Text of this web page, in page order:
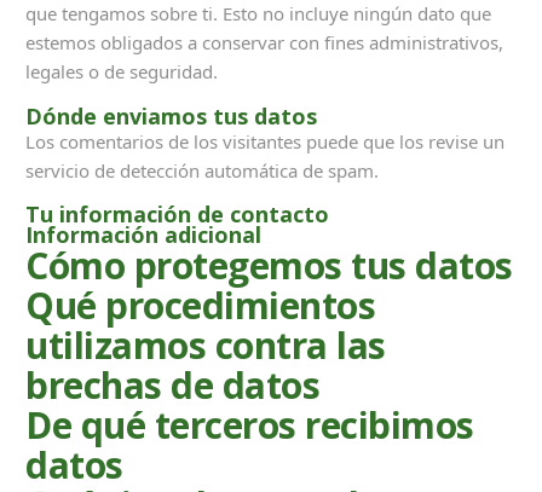
que tengamos sobre ti. Esto no incluye ningún dato que
estemos obligados a conservar con fines administrativos,
legales o de seguridad.
Dónde enviamos tus datos
Los comentarios de los visitantes puede que los revise un
servicio de detección automática de spam.
Tu información de contacto
Información adicional
Cómo protegemos tus datos
Qué procedimientos
utilizamos contra las
brechas de datos
De qué terceros recibimos
datos